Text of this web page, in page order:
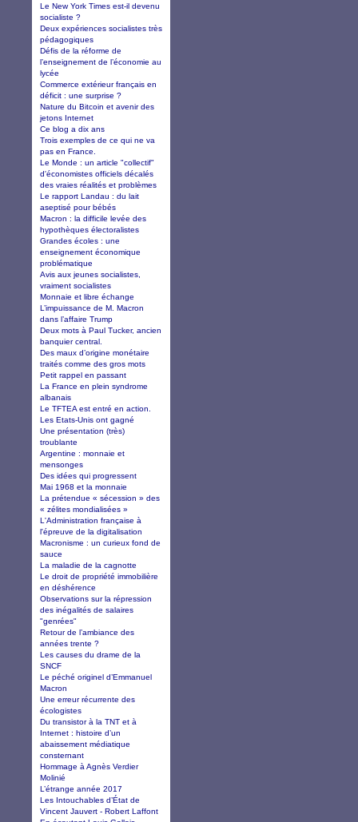
Le New York Times est-il devenu
socialiste ?
Deux expériences socialistes très
pédagogiques
Défis de la réforme de
l’enseignement de l’économie au
lycée
Commerce extérieur français en
déficit : une surprise ?
Nature du Bitcoin et avenir des
jetons Internet
Ce blog a dix ans
Trois exemples de ce qui ne va
pas en France.
Le Monde : un article "collectif"
d'économistes officiels décalés
des vraies réalités et problèmes
Le rapport Landau : du lait
aseptisé pour bébés
Macron : la difficile levée des
hypothèques électoralistes
Grandes écoles : une
enseignement économique
problématique
Avis aux jeunes socialistes,
vraiment socialistes
Monnaie et libre échange
L’impuissance de M. Macron
dans l’affaire Trump
Deux mots à Paul Tucker, ancien
banquier central.
Des maux d’origine monétaire
traités comme des gros mots
Petit rappel en passant
La France en plein syndrome
albanais
Le TFTEA est entré en action.
Les Etats-Unis ont gagné
Une présentation (très)
troublante
Argentine : monnaie et
mensonges
Des idées qui progressent
Mai 1968 et la monnaie
La prétendue « sécession » des
« zélites mondialisées »
L'Administration française à
l'épreuve de la digitalisation
Macronisme : un curieux fond de
sauce
La maladie de la cagnotte
Le droit de propriété immobilière
en déshérence
Observations sur la répression
des inégalités de salaires
"genrées"
Retour de l’ambiance des
années trente ?
Les causes du drame de la
SNCF
Le péché originel d’Emmanuel
Macron
Une erreur récurrente des
écologistes
Du transistor à la TNT et à
Internet : histoire d’un
abaissement médiatique
consternant
Hommage à Agnès Verdier
Molinié
L’étrange année 2017
Les Intouchables d’État de
Vincent Jauvert - Robert Laffont